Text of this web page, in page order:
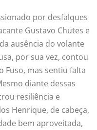
por desfalques
Gustavo Chutes e
ausência do volante
por sua vez, contou
Fuso, mas sentiu falta
diante dessas
resiliência e
Henrique, de cabeça,
bem aproveitada,